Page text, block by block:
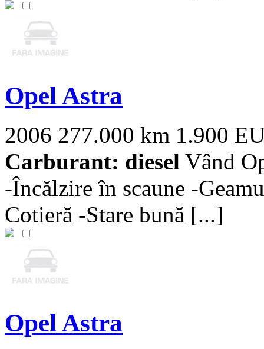
Opel Astra
2006 277.000 km 1.900
Carburant: diesel Vând
-Încălzire în scaune -
Cotieră -Stare bună [...]
Opel Astra